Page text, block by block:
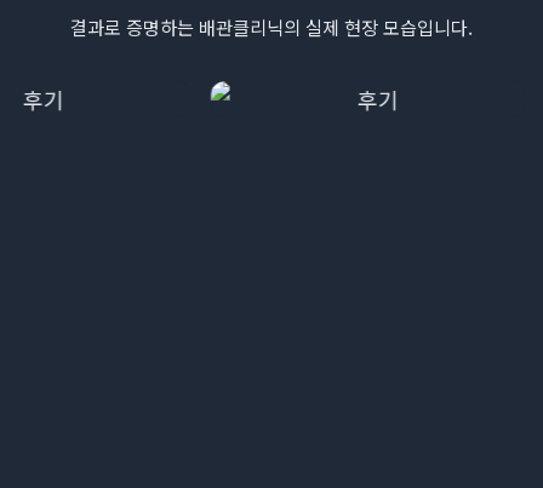
결과로 증명하는 배관클리닉의 실제 현장 모습입니다.